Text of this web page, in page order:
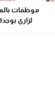
موظفات
لزاري